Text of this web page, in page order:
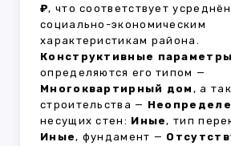
₽, что соответствует
социально-экономическим
характеристикам района.
Конструктивные
определяются его типом —
Многоквартирный дом , а
строительства —
несущих стен: Иные, тип
Иные, фундамент —